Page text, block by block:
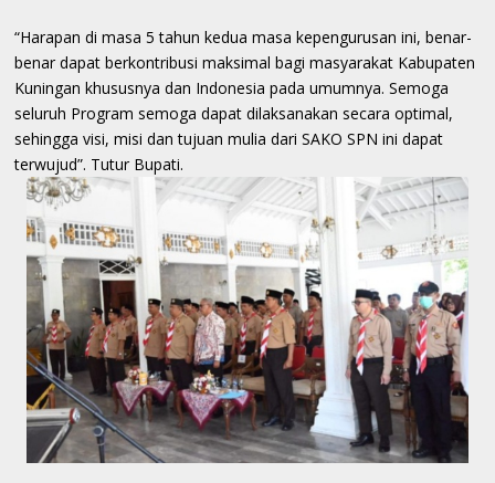
“Harapan di masa 5 tahun kedua masa kepengurusan ini, benar-
benar dapat berkontribusi maksimal bagi masyarakat Kabupaten
Kuningan khususnya dan Indonesia pada umumnya. Semoga
seluruh Program semoga dapat dilaksanakan secara optimal,
sehingga visi, misi dan tujuan mulia dari SAKO SPN ini dapat
terwujud”. Tutur Bupati.